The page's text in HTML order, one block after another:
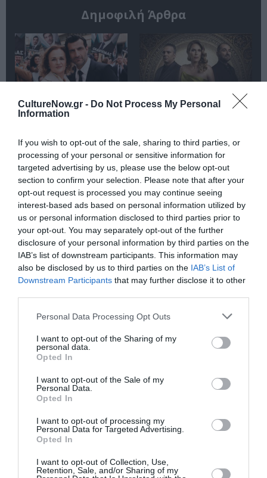
CultureNow.gr - Do Not Process My Personal
Information
If you wish to opt-out of the sale, sharing to third parties, or
processing of your personal or sensitive information for
targeted advertising by us, please use the below opt-out
section to confirm your selection. Please note that after your
opt-out request is processed you may continue seeing
interest-based ads based on personal information utilized by
us or personal information disclosed to third parties prior to
your opt-out. You may separately opt-out of the further
disclosure of your personal information by third parties on the
IAB’s list of downstream participants. This information may
also be disclosed by us to third parties on the IAB’s List of
Downstream Participants that may further disclose it to other
Personal Data Processing Opt Outs
I want to opt-out of the Sharing of my
personal data.
Opted In
I want to opt-out of the Sale of my
Personal Data.
Opted In
I want to opt-out of processing my
Personal Data for Targeted Advertising.
Opted In
I want to opt-out of Collection, Use,
Retention, Sale, and/or Sharing of my
Δημοφιλή Άρθρα
O «Οιδίποδας» του
στη Στέγη – Με τους
Νίκο Κουρή & Μαρία
Κεχαγιόγλου
Βυζαντίου: Η νέα
ελληνική όπερα του
Θεόδωρου Στάθη
στο θέατρο
Ολύμπια
Μακμπέθ, της
Ευαγγελάτου με
Καρυοφυλλιά
Θέατρο Βασιλάκου
32οι Πλοές – Το
Ομαδική έκθεση στο
Κυδωνιέως
Τελευταία νέα